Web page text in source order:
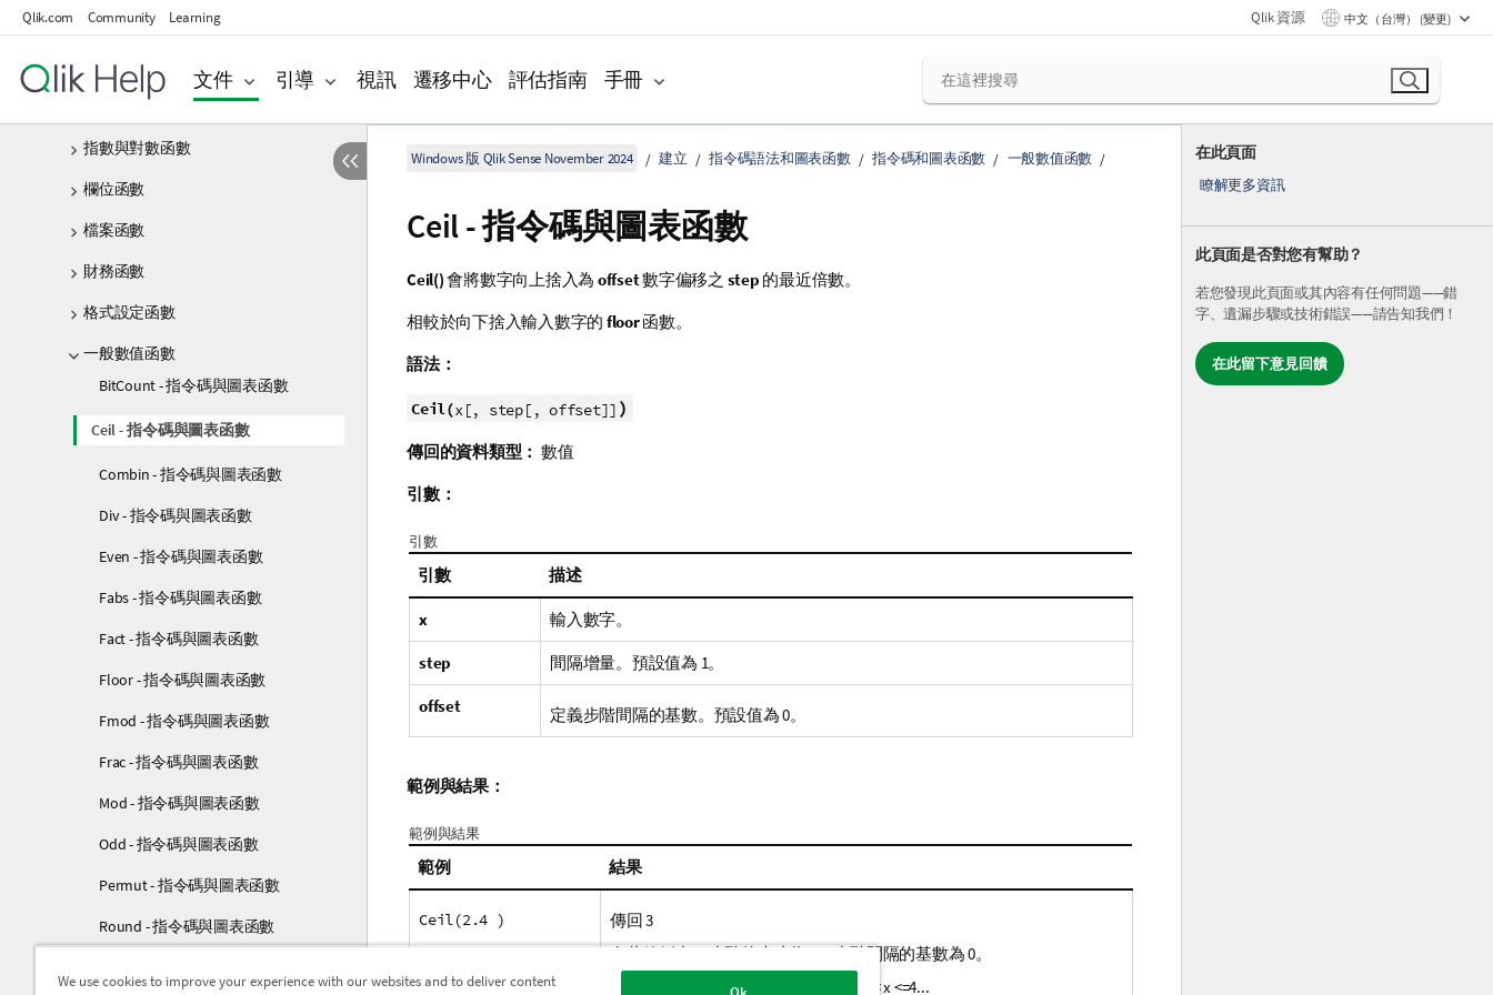
Qlik.com Community Learning Qlik 資源 中文（台灣） (變更)
文件 引導 視訊 遷移中心 評估指南 手冊
條件函數
計數器函數
日期與時間函數
指數與對數函數
欄位函數
檔案函數
財務函數
格式設定函數
一般數值函數
BitCount - 指令碼與圖表函數
Ceil - 指令碼與圖表函數
Combin - 指令碼與圖表函數
Div - 指令碼與圖表函數
Even - 指令碼與圖表函數
Fabs - 指令碼與圖表函數
Fact - 指令碼與圖表函數
Floor - 指令碼與圖表函數
Fmod - 指令碼與圖表函數
Frac - 指令碼與圖表函數
Mod - 指令碼與圖表函數
Odd - 指令碼與圖表函數
Permut - 指令碼與圖表函數
Round - 指令碼與圖表函數
在此頁面
瞭解更多資訊
此頁面是否對您有幫助？
若您發現此頁面或其內容有任何問題——錯
字、遺漏步驟或技術錯誤——請告知我們！
在此留下意見回饋
Windows 版 Qlik Sense November 2024 建立 指令碼語法和圖表函數 指令碼和圖表函數 一般數值函數
Ceil- 指令碼與圖表函數
Ceil()會將數字向上捨入為 offset數字偏移之 step 的最近倍數。
相較於向下捨入輸入數字的 floor函數。
語法：
Ceil(x[, step[, offset]] )
傳回的資料類型： 數值
引數：
引數
引數 描述
x 輸入數字。
step 間隔增量。預設值為 1。
offset 定義步階間隔的基數。預設值為 0。
範例與結果：
範例與結果
範例 結果
Ceil(2.4 )
傳回 3
在此範例中，步階的大小為 1，步階間隔的基數為 0。
...0 < x <=1, 1 < x <= 2, , 3< x <=4...
We use cookies to improve your experience with our websites and to deliver content